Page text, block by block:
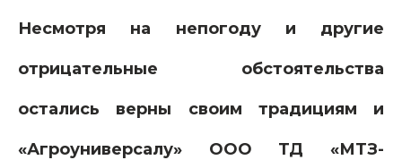
Несмотря на непогоду и другие
отрицательные обстоятельства
остались верны своим традициям и
«Агроуниверсалу» ООО ТД «МТЗ-